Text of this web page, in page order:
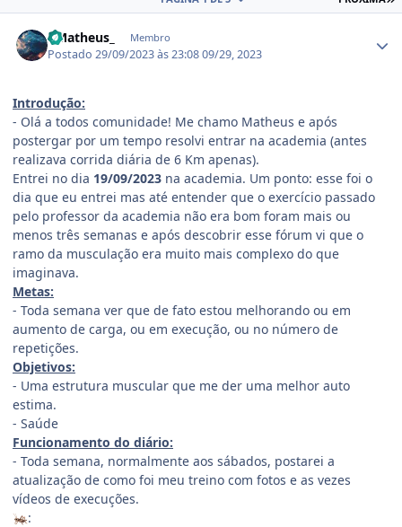
- Matheus_ Membro
Postado29/09/2023 às 23:0809/29, 2023
Introdução:
- Olá a todos comunidade! Me chamo Matheus e após
postergar por um tempo resolvi entrar na academia (antes
realizava corrida diária de 6 Km apenas).
Entrei no dia 19/09/2023 na academia. Um ponto: esse foi o
dia que eu entrei mas até entender que o exercício passado
pelo professor da academia não era bom foram mais ou
menos três semanas e após descobrir esse fórum vi que o
ramo da musculação era muito mais complexo do que
imaginava.
Metas:
- Toda semana ver que de fato estou melhorando ou em
aumento de carga, ou em execução, ou no número de
repetições.
Objetivos:
- Uma estrutura muscular que me der uma melhor auto
estima.
- Saúde
Funcionamento do diário:
- Toda semana, normalmente aos sábados, postarei a
atualização de como foi meu treino com fotos e as vezes
vídeos de execuções.
🦗: